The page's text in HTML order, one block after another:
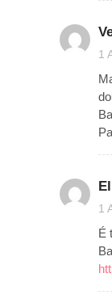
1
1
É